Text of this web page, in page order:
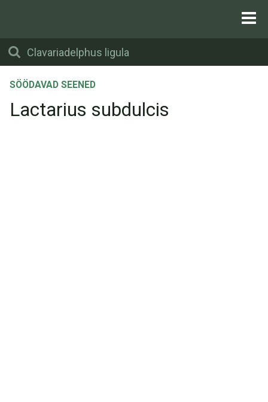
SÖÖDAVAD SEENED
Lactarius subdulcis